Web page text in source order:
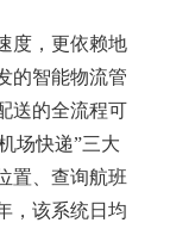
度，更依赖地
的智能物流管
送的全流程可
场快递”三大
置、查询航班
，该系统日均